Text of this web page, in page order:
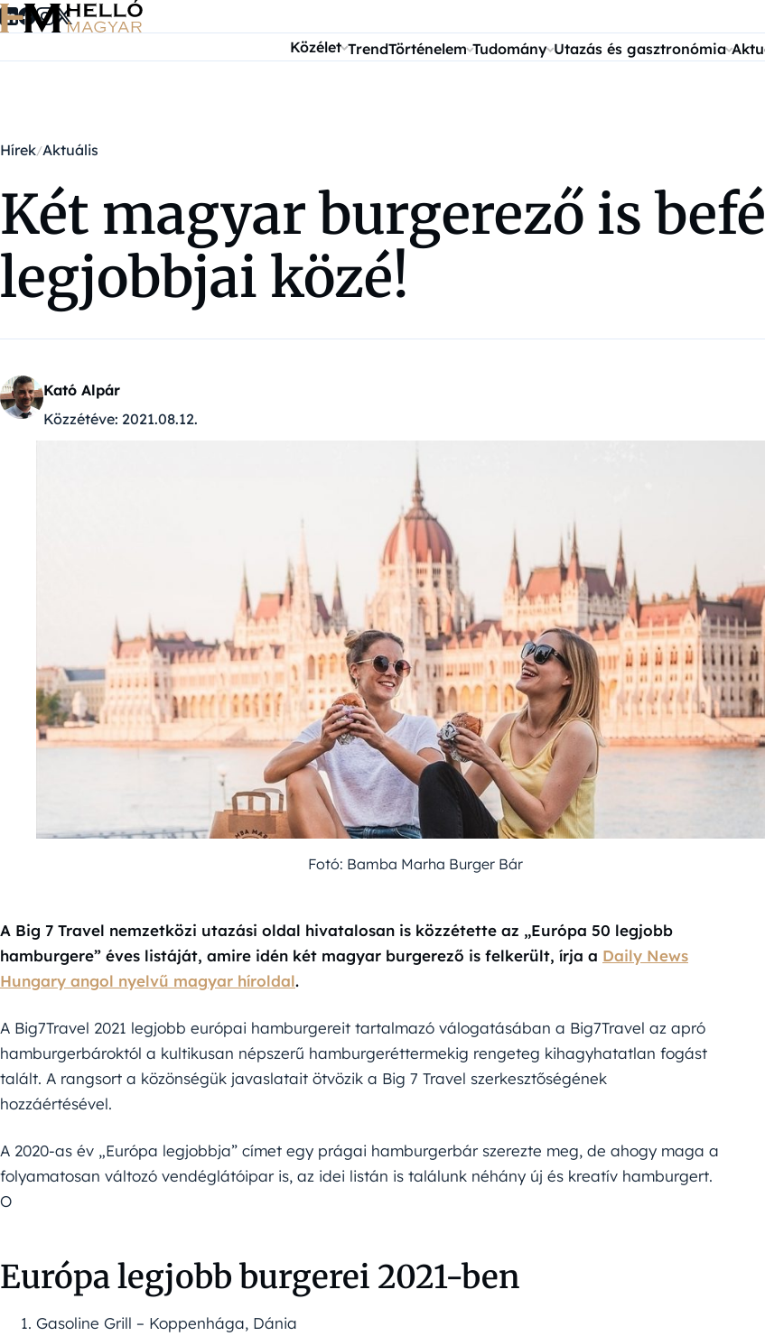
Ugrás a tartalomra
Közélet TrendTörténelem Tudomány Utazás és gasztronómia
Hírek Aktuális
Két magyar burgerező is
legjobbjai közé!
Kató Alpár
Közzétéve: 2021.08.12.
Fotó: Bamba Marha Burger Bár
A Big 7 Travel nemzetközi utazási oldal hivatalosan is közzétette az „Európa 50 legjobb
hamburgere” éves listáját, amire idén két magyar burgerező is felkerült, írja a Daily News
Hungary angol nyelvű magyar híroldal.
A Big7Travel 2021 legjobb európai hamburgereit tartalmazó válogatásában a Big7Travel az apró
hamburgerbároktól a kultikusan népszerű hamburgeréttermekig rengeteg kihagyhatatlan fogást
talált. A rangsort a közönségük javaslatait ötvözik a Big 7 Travel szerkesztőségének
hozzáértésével.
A 2020-as év „Európa legjobbja” címet egy prágai hamburgerbár szerezte meg, de ahogy maga a
folyamatosan változó vendéglátóipar is, az idei listán is találunk néhány új és kreatív hamburgert.
O
Európa legjobb burgerei 2021-ben
Gasoline Grill – Koppenhága, Dánia